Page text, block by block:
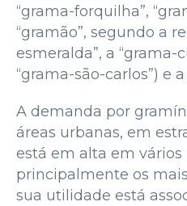
“grama-forquilha”,
“gramão”, segundo a
esmeralda”, a “grama-
“grama-são-carlos”) e
A demanda por
áreas urbanas, em
está em alta em vários
principalmente os
sua utilidade está